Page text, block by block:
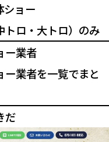
ショー
トロ・大トロ）のみ
ー業者
業者を一覧でまと
だ